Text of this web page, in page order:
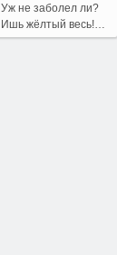
Уж не заболел ли?
Ишь жёлтый весь!…